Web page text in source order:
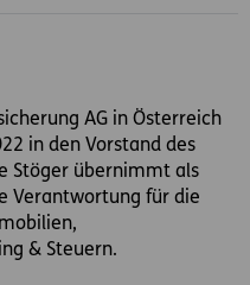
AG in Österreich
in den Vorstand des
Stöger übernimmt als
Verantwortung für die
& Steuern.